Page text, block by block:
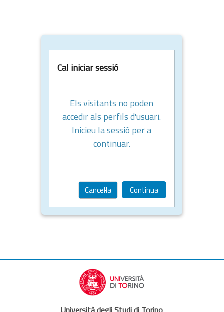
Cal iniciar sessió
Els visitants no poden
accedir als perfils d'usuari.
Inicieu la sessió per a
continuar.
Cancel·la Continua
Università degli Studi di Torino